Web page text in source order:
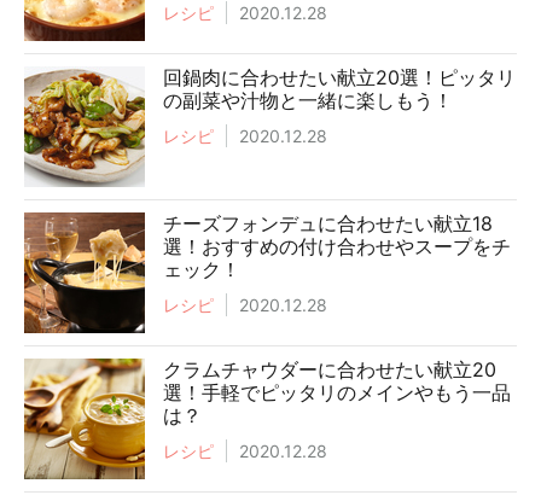
レシピ 2020.12.28
回鍋肉に合わせたい献立20選！ピッタリ
の副菜や汁物と一緒に楽しもう！
レシピ 2020.12.28
チーズフォンデュに合わせたい献立18
選！おすすめの付け合わせやスープをチ
ェック！
レシピ 2020.12.28
クラムチャウダーに合わせたい献立20
選！手軽でピッタリのメインやもう一品
は？
レシピ 2020.12.28